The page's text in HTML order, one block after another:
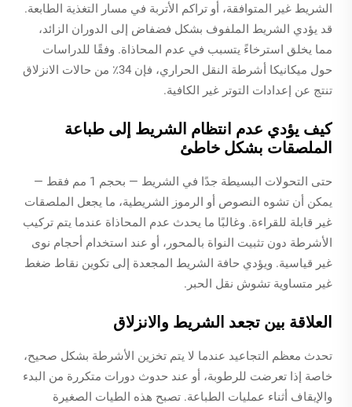
الشريط غير المتوافقة، أو تراكم الأتربة في مسار التغذية الطابعة.
قد يؤدي الشريط الملفوف بشكل فضفاض إلى الدوران الزائد،
مما يخلق استرخاءً يتسبب في عدم المحاذاة. وفقًا للدراسات
حول ميكانيكا أشرطة النقل الحراري، فإن 34٪ من حالات الانزلاق
تنتج عن إعدادات التوتر غير الكافية.
كيف يؤدي عدم انتظام الشريط إلى طباعة
الملصقات بشكل خاطئ
حتى التحولات البسيطة جدًا في الشريط — بحجم 1 مم فقط —
يمكن أن تشوه النصوص أو الرموز الشريطية، ما يجعل الملصقات
غير قابلة للقراءة. وغالبًا ما يحدث عدم المحاذاة عندما يتم تركيب
الأشرطة دون تثبيت النواة بالمحور، أو عند استخدام أحجام نوى
غير قياسية. ويؤدي حافة الشريط المجعدة إلى تكوين نقاط ضغط
غير متساوية تشوش نقل الحبر.
العلاقة بين تجعد الشريط والانزلاق
تحدث معظم التجاعيد عندما لا يتم تخزين الأشرطة بشكل صحيح،
خاصة إذا تعرضت للرطوبة، أو عند حدوث دورات متكررة من البدء
والإيقاف أثناء عمليات الطباعة. تصبح هذه الطيات الصغيرة